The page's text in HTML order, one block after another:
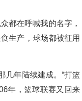
都在呼喊我的名字，
生产，球场都被征用
几年陆续建成。“打篮
年，篮球联赛又回来